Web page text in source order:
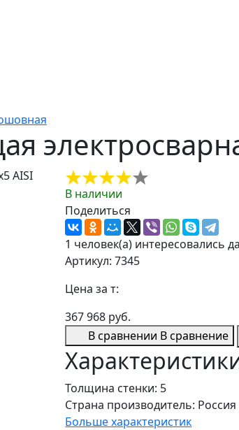
В наличии
Поделиться
1 человек(а) интересовались
Артикул: 7345
Цена за т:
367 968 руб.
В сравнении В сравнение
Толщина стенки: 5
Страна производитель: Россия
Больше характеристик